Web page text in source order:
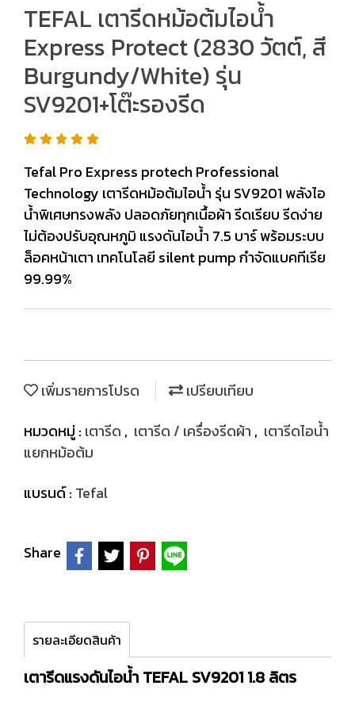
TEFAL เตารีดหม้อต้มไอน้ำ
Express Protect (2830 วัตต์, สี
Burgundy/White) รุ่น
SV9201+โต๊ะรองรีด
Tefal Pro Express protech Professional
Technology เตารีดหม้อต้มไอน้ำ รุ่น SV9201 พลังไอ
น้ำพิเศษทรงพลัง ปลอดภัยทุกเนื้อผ้า รีดเรียบ รีดง่าย
ไม่ต้องปรับอุณหภูมิ แรงดันไอน้ำ 7.5 บาร์ พร้อมระบบ
ล็อคหน้าเตา เทคโนโลยี silent pump กำจัดแบคทีเรีย
99.99%
เพิ่มรายการโปรด
เปรียบเทียบ
หมวดหมู่ : เตารีด , เตารีด / เครื่องรีดผ้า , เตารีดไอน้ำ
แยกหม้อต้ม
แบรนด์ : Tefal
Share
รายละเอียดสินค้า
เตารีดแรงดันไอน้ำ TEFAL SV9201 1.8 ลิตร